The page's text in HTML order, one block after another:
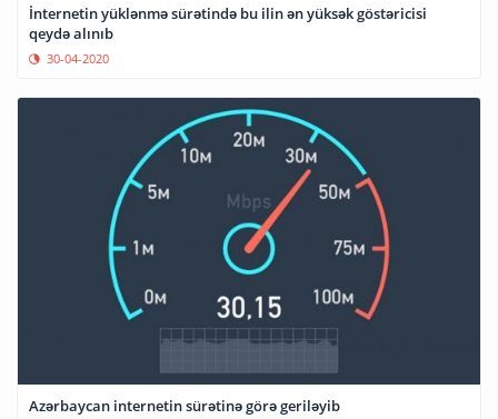
İnternetin yüklənmə sürətində bu ilin ən yüksək göstəricisi
qeydə alınıb
30-04-2020
Azərbaycan internetin sürətinə görə geriləyib